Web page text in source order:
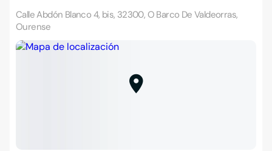
Calle Abdón Blanco 4, bis, 32300, O Barco De Valdeorras,
Ourense